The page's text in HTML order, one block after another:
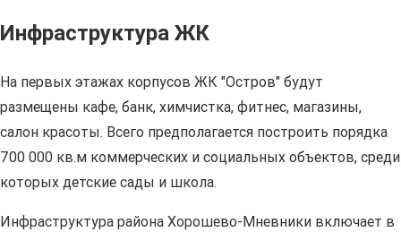
Инфраструктура ЖК
На первых этажах корпусов ЖК "Остров" будут
размещены кафе, банк, химчистка, фитнес, магазины,
салон красоты. Всего предполагается построить порядка
700 000 кв.м коммерческих и социальных объектов, среди
которых детские сады и школа.
Инфраструктура района Хорошево-Мневники включает в